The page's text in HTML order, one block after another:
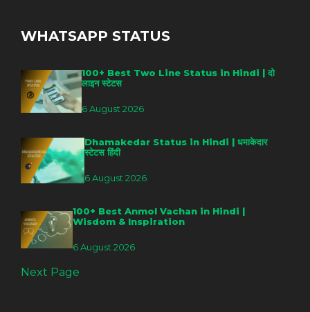
WHATSAPP STATUS
100+ Best Two Line Status in Hindi | दो
लाइन स्टेटस
6 August 2026
Dhamakedar Status in Hindi | धमाकेदार
स्टेटस हिंदी
6 August 2026
100+ Best Anmol Vachan in Hindi |
Wisdom & Inspiration
6 August 2026
Next Page